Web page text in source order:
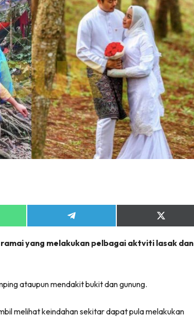
Share
on
Share
on
(Twitter)
yang melakukan pelbagai aktviti lasak dan
ataupun mendakit bukit dan gunung.
melihat keindahan sekitar dapat pula melakukan